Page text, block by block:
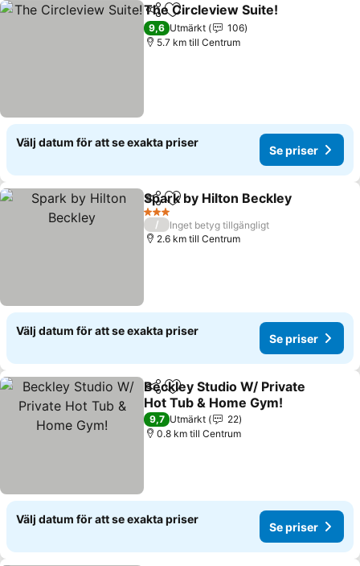
Dela Lägg till i Mina Favoriter
The Circleview Suite!
9,6 Utmärkt
106
5.7 km till Centrum
Välj datum för att se exakta priser
Se priser
Dela Lägg till i Mina Favoriter
Spark by Hilton Beckley
3 Stjärnor
/
Inget betyg tillgängligt
2.6 km till Centrum
Välj datum för att se exakta priser
Se priser
Dela Lägg till i Mina Favoriter
Beckley Studio W/ Private
Hot Tub & Home Gym!
Se priser
9,7 Utmärkt
22
0.8 km till Centrum
Välj datum för att se exakta priser
Se priser